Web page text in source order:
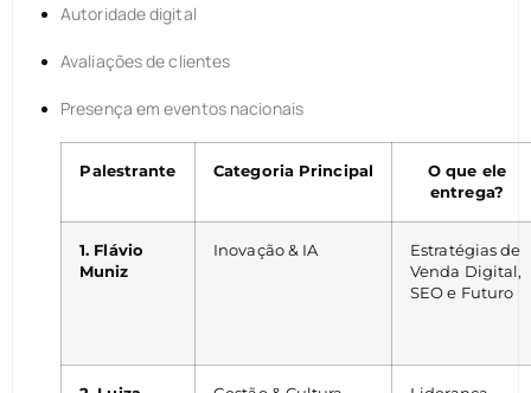
Autoridade digital
Avaliações de clientes
Presença em eventos nacionais
Palestrante Categoria Principal
O que ele
entrega?
1. Flávio
Muniz
Inovação & IA
Estratégias de
Venda Digital,
SEO e Futuro